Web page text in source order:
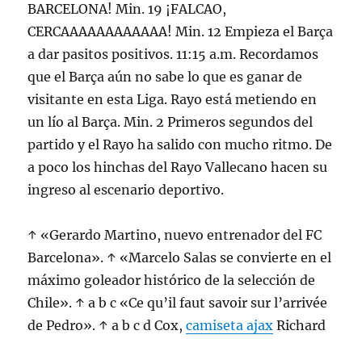
BARCELONA! Min. 19 ¡FALCAO,
CERCAAAAAAAAAAAA! Min. 12 Empieza el Barça
a dar pasitos positivos. 11:15 a.m. Recordamos
que el Barça aún no sabe lo que es ganar de
visitante en esta Liga. Rayo está metiendo en
un lío al Barça. Min. 2 Primeros segundos del
partido y el Rayo ha salido con mucho ritmo. De
a poco los hinchas del Rayo Vallecano hacen su
ingreso al escenario deportivo.
↑ «Gerardo Martino, nuevo entrenador del FC
Barcelona». ↑ «Marcelo Salas se convierte en el
máximo goleador histórico de la selección de
Chile». ↑ a b c «Ce qu’il faut savoir sur l’arrivée
de Pedro». ↑ a b c d Cox,camiseta ajax Richard